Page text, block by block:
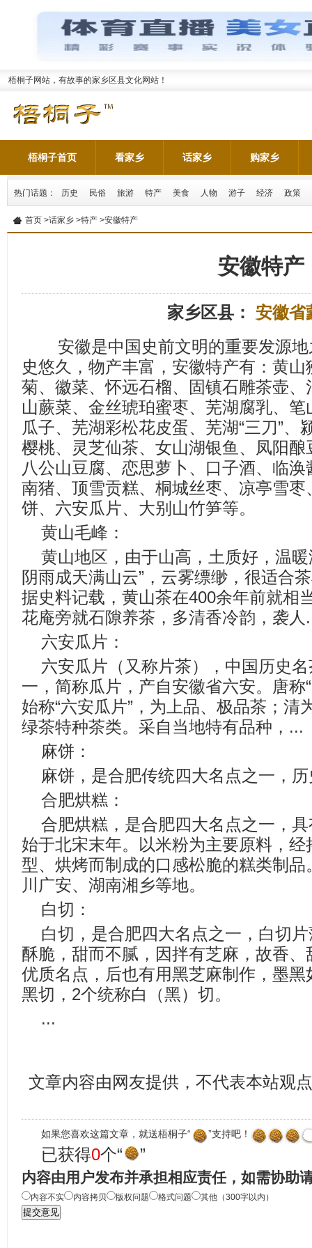
梧桐子网站，有故事的家乡区县文化网站！
梧桐子首页 看家乡 话家乡 购家乡
热门话题： 历史 民俗 旅游 特产 美食 人物 游子 经济 政策
首页 >话家乡 >特产 >安徽特产
安徽特产
家乡区县： 安徽省
安徽是中国史前文明的重要发源
史悠久，物产丰富，安徽特产有：黄
菊、徽菜、怀远石榴、固镇石雕茶壶
山蕨菜、金丝琥珀蜜枣、芜湖腐乳、
瓜子、芜湖彩松花皮蛋、芜湖“三刀”
樱桃、灵芝仙茶、女山湖银鱼、凤阳
八公山豆腐、恋思萝卜、口子酒、临
南猪、顶雪贡糕、桐城丝枣、凉亭雪
饼、六安瓜片、大别山竹笋等。
黄山毛峰：
黄山地区，由于山高，土质好，温
阴雨成天满山云”，云雾缥缈，很适合
据史料记载，黄山茶在400余年前就相
花庵旁就石隙养茶，多清香冷韵，袭人
六安瓜片：
六安瓜片（又称片茶），中国历史
一，简称瓜片，产自安徽省六安。唐称
始称“六安瓜片”，为上品、极品茶；清
绿茶特种茶类。采自当地特有品种，...
麻饼：
麻饼，是合肥传统四大名点之一，
合肥烘糕：
合肥烘糕，是合肥四大名点之一，
始于北宋末年。以米粉为主要原料，
型、烘烤而制成的口感松脆的糕类制
川广安、湖南湘乡等地。
白切：
白切，是合肥四大名点之一，白切
酥脆，甜而不腻，因拌有芝麻，故香
优质名点，后也有用黑芝麻制作，墨
黑切，2个统称白（黑）切。
...
文章内容由网友提供，不代表本站观点
如果您喜欢这篇文章，就送梧桐子“ ”支持吧！
已获得0个“ ”
内容由用户发布并承担相应责任，如需协助
内容不实 内容拷贝 版权问题 格式问题 其他（300字以内）